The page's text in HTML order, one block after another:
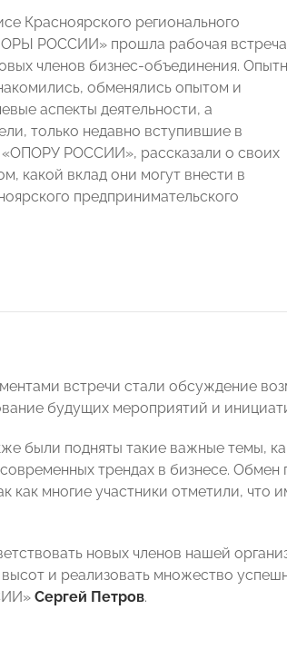
Красноярского регионального
РОССИИ» прошла рабочая
членов бизнес-объединения.
обменялись опытом и
аспекты деятельности, а
только недавно вступившие в
«ОПОРУ РОССИИ», рассказали о своих
какой вклад они могут внести в
предпринимательского
встречи стали обсуждение
будущих мероприятий и
были подняты такие важные темы,
трендах в бизнесе.
как многие участники отметили,
новых членов нашей
и реализовать множество
Сергей Петров.